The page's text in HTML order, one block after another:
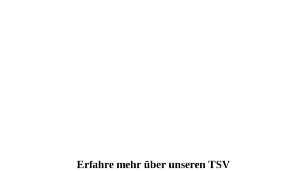
Erfahre mehr über unseren TSV